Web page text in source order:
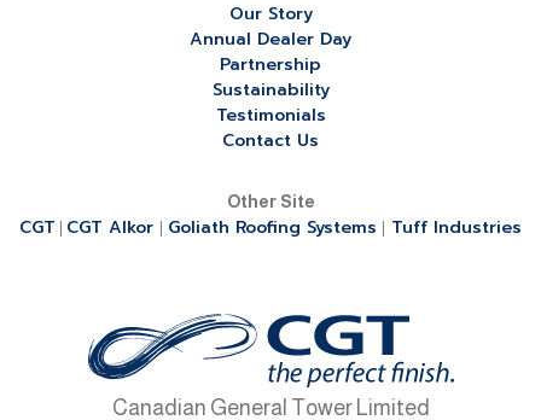
Our Story
Annual Dealer Day
Partnership
Sustainability
Testimonials
Contact Us
Other Site
CGT CGT Alkor Goliath Roofing Systems Tuff Industries
Canadian General Tower Limited